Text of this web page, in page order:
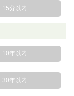
15分以内
10年以内
30年以内